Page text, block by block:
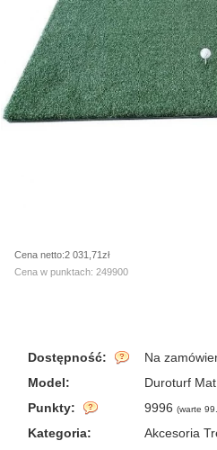
Dostępność:
Na
Model:
Duroturf
Punkty:
9996 (warte
Kategoria:
Akcesoria
Cena netto:2 031,71zł
Cena w punktach: 249900